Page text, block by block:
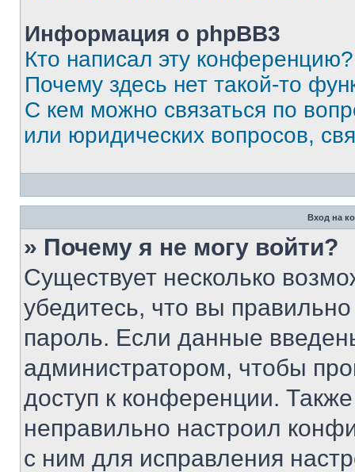
Информация о phpBB3
Кто написал эту конференцию?
Почему здесь нет такой-то
С кем можно связаться по
или юридических вопросов,
Вход на
» Почему я не могу войти?
Существует несколько
убедитесь, что вы
пароль. Если данные
администратором, чтобы
доступ к конференции.
неправильно настроил
с ним для исправления